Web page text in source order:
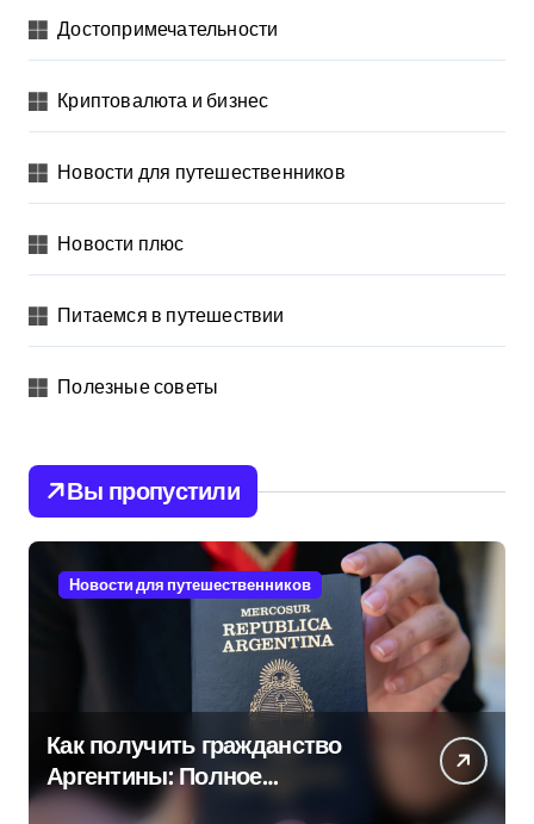
Достопримечательности
Криптовалюта и бизнес
Новости для путешественников
Новости плюс
Питаемся в путешествии
Полезные советы
Вы пропустили
Новости для путешественников
Как получить гражданство
Аргентины: Полное
руководство